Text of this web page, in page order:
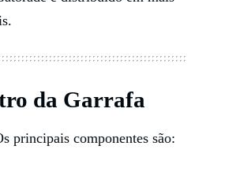
da Garrafa
principais componentes são: